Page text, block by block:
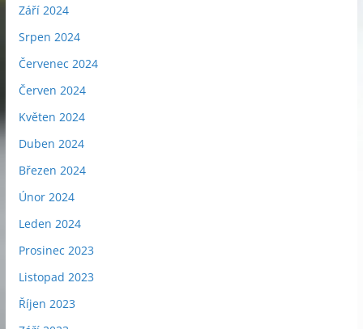
Září 2024
Srpen 2024
Červenec 2024
Červen 2024
Květen 2024
Duben 2024
Březen 2024
Únor 2024
Leden 2024
Prosinec 2023
Listopad 2023
Říjen 2023